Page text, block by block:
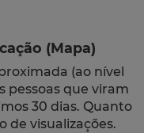
(Mapa)
(ao nível
pessoas que viram
30 dias. Quanto
de visualizações.